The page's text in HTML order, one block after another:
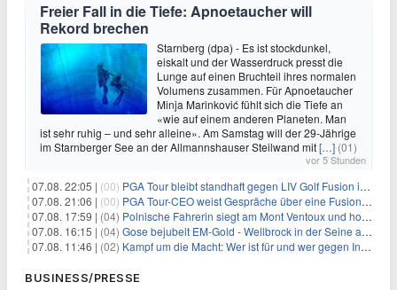
Freier Fall in die Tiefe: Apnoetaucher will
Rekord brechen
Starnberg (dpa) - Es ist stockdunkel,
eiskalt und der Wasserdruck presst die
Lunge auf einen Bruchteil ihres normalen
Volumens zusammen. Für Apnoetaucher
Minja Marinković fühlt sich die Tiefe an
«wie auf einem anderen Planeten. Man
ist sehr ruhig – und sehr alleine». Am Samstag will der 29-Jährige
im Starnberger See an der Allmannshauser Steilwand mit[…] (01)
vor 5 Stunden
07.08. 22:05 | (00) PGA Tour bleibt standhaft gegen LIV Golf Fusion in einem sich wandelnden Sportumfeld
07.08. 21:06 | (00) PGA Tour-CEO weist Gespräche über eine Fusion mit LIV Golf zurück und bekräftigt die Wettbewerbslandschaft
07.08. 17:59 | (04) Polnische Fahrerin siegt am Mont Ventoux und holt Tour-Gelb
07.08. 16:15 | (04) Gose bejubelt EM-Gold - Wellbrock in der Seine ausgebremst
07.08. 11:46 | (02) Kampf um die Macht: Wer ist für und wer gegen Infantino?
BUSINESS/PRESSE